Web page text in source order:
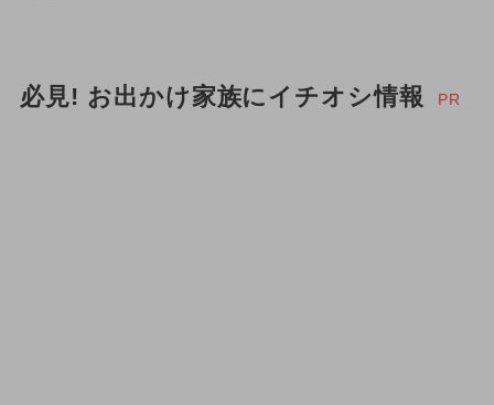
必見! お出かけ家族にイチオシ情報 PR